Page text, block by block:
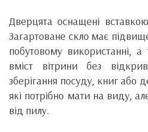
Дверцята оснащені
Загартоване скло має
побутовому використанні,
вміст вітрини без
зберігання посуду, книг або
які потрібно мати на виду,
від пилу.